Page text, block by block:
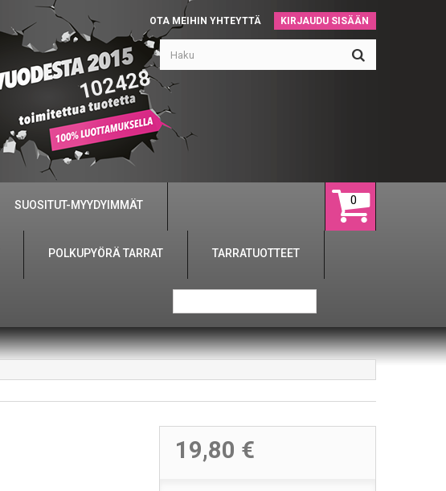
KIRJAUDU SISÄÄN
OTA MEIHIN YHTEYTTÄ
102428
0
SUOSITUT-MYYDYIMMÄT
POLKUPYÖRÄ TARRAT TARRATUOTTEET
19,80 €